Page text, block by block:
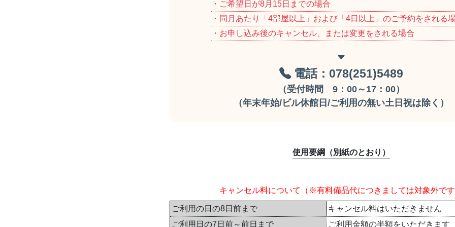
・ご希望日が8月15日までの場合
・同月あたり「4部屋以上」および「4日以上」のご予約をされる
・お申し込み後のキャンセル、または変更をされる場合
電話：078(251)5489
（受付時間 9：00～17：00）
（年末年始/ビル休館日/ご利用の無い土日祝は除く）
使用要綱（別紙のとおり）
キャンセル料について （※有料備品代につきましては対象外で
ご利用の日の8日前まで
キャンセル料はいただきません
ご利用日の7日前～前日まで
ご利用金額の半額をいただきます